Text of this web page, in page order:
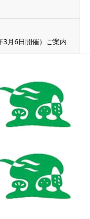
3月6日開催）ご案内